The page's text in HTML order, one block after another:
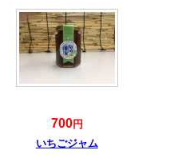
700円
いちごジャム